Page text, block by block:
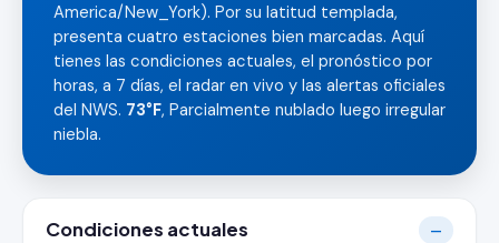
America/New_York). Por su latitud templada,
presenta cuatro estaciones bien marcadas. Aquí
tienes las condiciones actuales, el pronóstico por
horas, a 7 días, el radar en vivo y las alertas oficiales
del NWS. 73°F, Parcialmente nublado luego irregular
niebla.
Condiciones actuales —